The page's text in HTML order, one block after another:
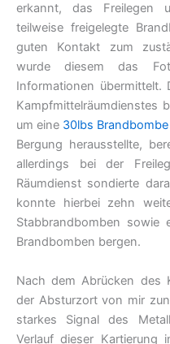
erkannt, das Freilegen
teilweise freigelegte
guten Kontakt zum
wurde diesem das
Informationen übermittelt.
Kampfmittelräumdienstes
um eine 30lbs Brandbombe
Bergung herausstellte,
allerdings bei der
Räumdienst sondierte
konnte hierbei zehn
Stabbrandbomben sowie
Brandbomben bergen.
Nach dem Abrücken des
der Absturzort von mir
starkes Signal des
Verlauf dieser Kartierung